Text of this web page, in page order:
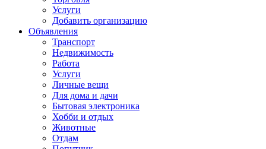
Услуги
Добавить организацию
Объявления
Транспорт
Недвижимость
Работа
Услуги
Личные вещи
Для дома и дачи
Бытовая электроника
Хобби и отдых
Животные
Отдам